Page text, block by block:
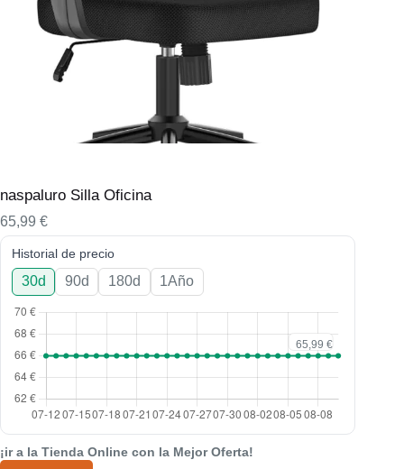
naspaluro Silla Oficina
65,99 €
Historial de precio
30d 90d 180d 1Año
¡ir a la Tienda Online con la Mejor Oferta!